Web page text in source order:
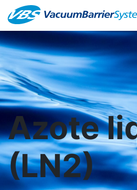
Azote
(LN2)